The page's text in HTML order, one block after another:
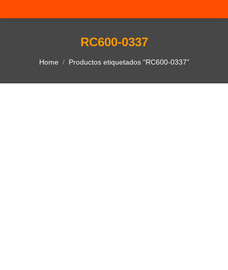
RC600-0337
You are here:
Home Productos etiquetados “RC600-0337”